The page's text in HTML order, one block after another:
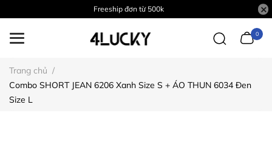
Freeship đơn từ 500k
0
Trang chủ /
Combo SHORT JEAN 6206 Xanh Size S + ÁO THUN 6034 Đen
Size L